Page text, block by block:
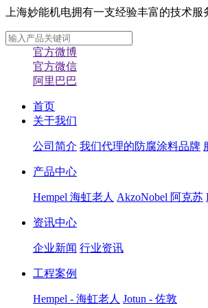
上海妙能机电拥有一支经验丰富的技术
官方微博
官方微信
阿里巴巴
首页
关于我们
公司简介 我们代理的防腐涂料品牌
产品中心
Hempel 海虹老人 AkzoNobel 阿克苏
资讯中心
企业新闻 行业资讯
工程案例
Hempel - 海虹老人 Jotun - 佐敦